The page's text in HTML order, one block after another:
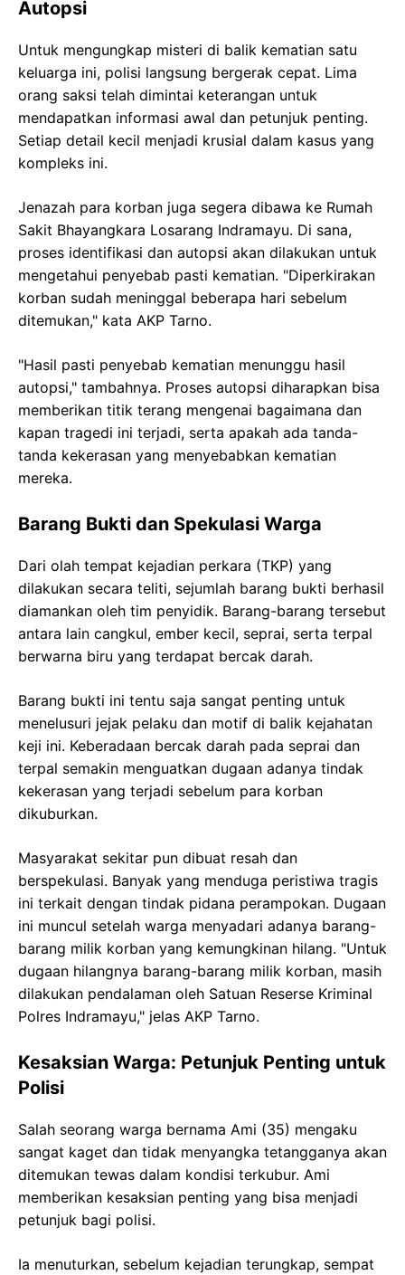
Autopsi
Untuk mengungkap misteri di balik kematian satu
keluarga ini, polisi langsung bergerak cepat. Lima
orang saksi telah dimintai keterangan untuk
mendapatkan informasi awal dan petunjuk penting.
Setiap detail kecil menjadi krusial dalam kasus yang
kompleks ini.
Jenazah para korban juga segera dibawa ke Rumah
Sakit Bhayangkara Losarang Indramayu. Di sana,
proses identifikasi dan autopsi akan dilakukan untuk
mengetahui penyebab pasti kematian. "Diperkirakan
korban sudah meninggal beberapa hari sebelum
ditemukan," kata AKP Tarno.
"Hasil pasti penyebab kematian menunggu hasil
autopsi," tambahnya. Proses autopsi diharapkan bisa
memberikan titik terang mengenai bagaimana dan
kapan tragedi ini terjadi, serta apakah ada tanda-
tanda kekerasan yang menyebabkan kematian
mereka.
Barang Bukti dan Spekulasi Warga
Dari olah tempat kejadian perkara (TKP) yang
dilakukan secara teliti, sejumlah barang bukti berhasil
diamankan oleh tim penyidik. Barang-barang tersebut
antara lain cangkul, ember kecil, seprai, serta terpal
berwarna biru yang terdapat bercak darah.
Barang bukti ini tentu saja sangat penting untuk
menelusuri jejak pelaku dan motif di balik kejahatan
keji ini. Keberadaan bercak darah pada seprai dan
terpal semakin menguatkan dugaan adanya tindak
kekerasan yang terjadi sebelum para korban
dikuburkan.
Masyarakat sekitar pun dibuat resah dan
berspekulasi. Banyak yang menduga peristiwa tragis
ini terkait dengan tindak pidana perampokan. Dugaan
ini muncul setelah warga menyadari adanya barang-
barang milik korban yang kemungkinan hilang. "Untuk
dugaan hilangnya barang-barang milik korban, masih
dilakukan pendalaman oleh Satuan Reserse Kriminal
Polres Indramayu," jelas AKP Tarno.
Kesaksian Warga: Petunjuk Penting untuk
Polisi
Salah seorang warga bernama Ami (35) mengaku
sangat kaget dan tidak menyangka tetangganya akan
ditemukan tewas dalam kondisi terkubur. Ami
memberikan kesaksian penting yang bisa menjadi
petunjuk bagi polisi.
Ia menuturkan, sebelum kejadian terungkap, sempat